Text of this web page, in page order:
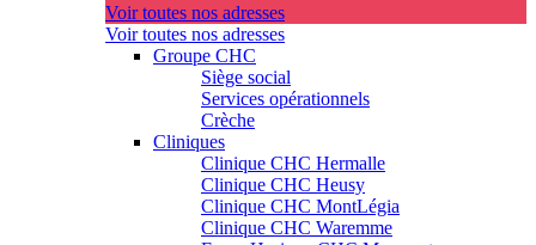
Voir toutes nos adresses
Voir toutes nos adresses
Groupe CHC
Siège social
Services opérationnels
Crèche
Cliniques
Clinique CHC Hermalle
Clinique CHC Heusy
Clinique CHC MontLégia
Clinique CHC Waremme